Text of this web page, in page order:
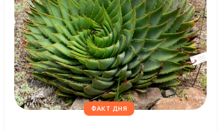
ФАКТ ДНЯ